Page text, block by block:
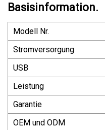
Basisinformation.
Modell Nr.
Stromversorgung
USB
Leistung
Garantie
OEM und ODM